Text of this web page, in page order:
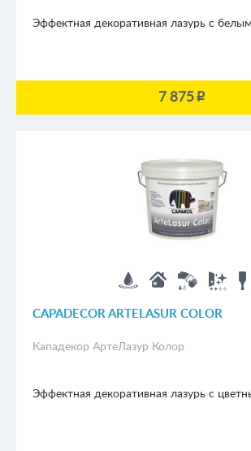
Эффектная декоративная лазурь с
7 875p
CAPADECOR ARTELASUR COLOR
Кападекор АртеЛазур Колор
Эффектная декоративная лазурь с